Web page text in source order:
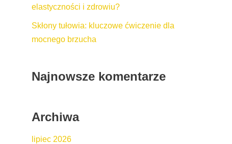
elastyczności i zdrowiu?
Skłony tułowia: kluczowe ćwiczenie dla
mocnego brzucha
Najnowsze komentarze
Archiwa
lipiec 2026